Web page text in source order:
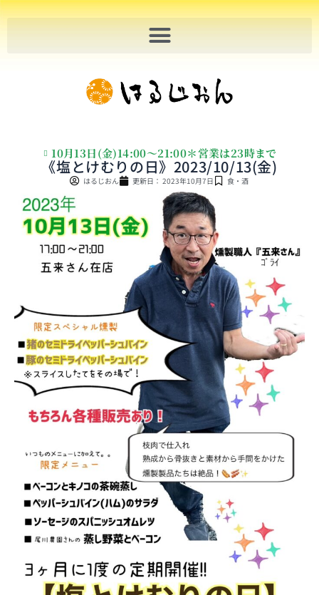
内
容
10月13日(金)14:00〜21:00＊営業は23時まで
《塩とけむりの日》2023/10/13(金)
はるじおん 更新日： 2023年10月7日 食・酒